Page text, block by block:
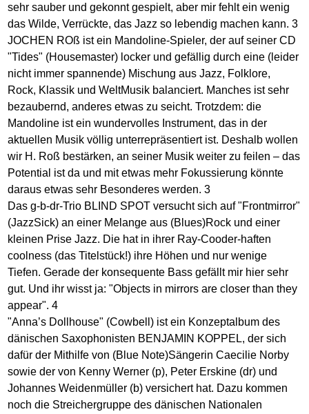
sehr sauber und gekonnt gespielt, aber mir fehlt ein wenig
das Wilde, Verrückte, das Jazz so lebendig machen kann. 3
JOCHEN ROß ist ein Mandoline-Spieler, der auf seiner CD
"Tides" (Housemaster) locker und gefällig durch eine (leider
nicht immer spannende) Mischung aus Jazz, Folklore,
Rock, Klassik und WeltMusik balanciert. Manches ist sehr
bezaubernd, anderes etwas zu seicht. Trotzdem: die
Mandoline ist ein wundervolles Instrument, das in der
aktuellen Musik völlig unterrepräsentiert ist. Deshalb wollen
wir H. Roß bestärken, an seiner Musik weiter zu feilen – das
Potential ist da und mit etwas mehr Fokussierung könnte
daraus etwas sehr Besonderes werden. 3
Das g-b-dr-Trio BLIND SPOT versucht sich auf "Frontmirror"
(JazzSick) an einer Melange aus (Blues)Rock und einer
kleinen Prise Jazz. Die hat in ihrer Ray-Cooder-haften
coolness (das Titelstück!) ihre Höhen und nur wenige
Tiefen. Gerade der konsequente Bass gefällt mir hier sehr
gut. Und ihr wisst ja: "Objects in mirrors are closer than they
appear". 4
"Anna’s Dollhouse" (Cowbell) ist ein Konzeptalbum des
dänischen Saxophonisten BENJAMIN KOPPEL, der sich
dafür der Mithilfe von (Blue Note)Sängerin Caecilie Norby
sowie der von Kenny Werner (p), Peter Erskine (dr) und
Johannes Weidenmüller (b) versichert hat. Dazu kommen
noch die Streichergruppe des dänischen Nationalen